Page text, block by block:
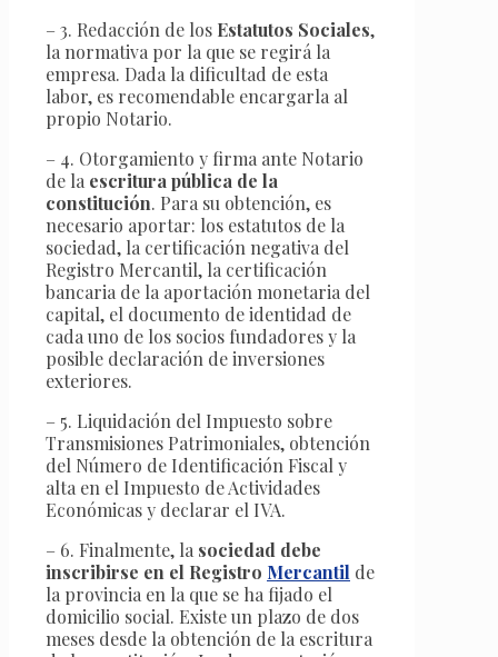
– 3. Redacción de los Estatutos Sociales,
la normativa por la que se regirá la
empresa. Dada la dificultad de esta
labor, es recomendable encargarla al
propio Notario.
– 4. Otorgamiento y firma ante Notario
de la escritura pública de la
constitución. Para su obtención, es
necesario aportar: los estatutos de la
sociedad, la certificación negativa del
Registro Mercantil, la certificación
bancaria de la aportación monetaria del
capital, el documento de identidad de
cada uno de los socios fundadores y la
posible declaración de inversiones
exteriores.
– 5. Liquidación del Impuesto sobre
Transmisiones Patrimoniales, obtención
del Número de Identificación Fiscal y
alta en el Impuesto de Actividades
Económicas y declarar el IVA.
– 6. Finalmente, la sociedad debe
inscribirse en el Registro Mercantil de
la provincia en la que se ha fijado el
domicilio social. Existe un plazo de dos
meses desde la obtención de la escritura